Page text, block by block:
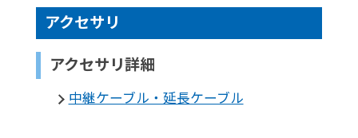
アクセサリ
アクセサリ詳細
中継ケーブル・延長ケーブル